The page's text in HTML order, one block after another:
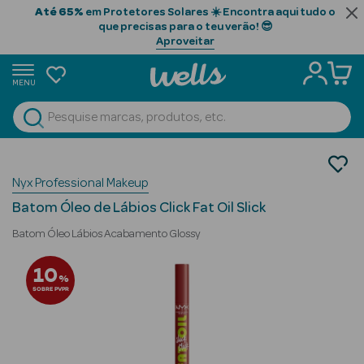
Até 65% em Protetores Solares ☀️ Encontra aqui tudo o
que precisas para o teu verão! 😎
Aproveitar
MENU
Ver Tudo
Beauty Season
Cabelo
Profissional
Beauty Season
Cosmética
Lábios
Batom
Nyx Professional Makeup
Batom Óleo de Lábios Click Fat Oil Slick
Batom Óleo Lábios Acabamento Glossy
10%
SOBRE PVPR